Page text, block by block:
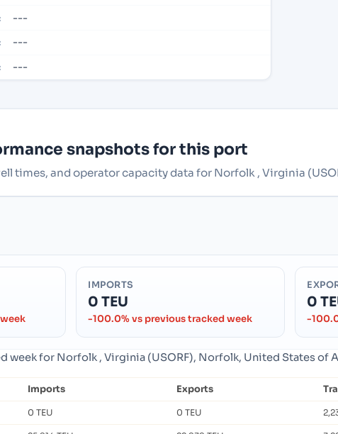
---
---
---
snapshots for this port
times, and operator capacity data for Norfolk , Virginia
IMPORTS
0 TEU
-100.0% vs previous tracked week
0
-
week for Norfolk , Virginia (USORF), Norfolk, United States of
Imports Exports
0 TEU 0 TEU